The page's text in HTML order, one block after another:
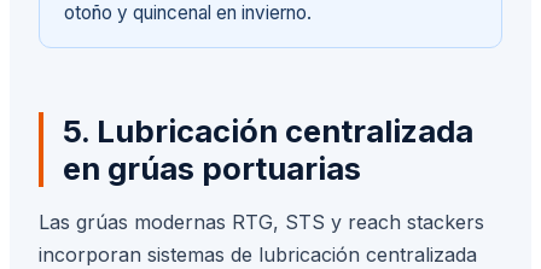
otoño y quincenal en invierno.
5. Lubricación centralizada
en grúas portuarias
Las grúas modernas RTG, STS y reach stackers
incorporan sistemas de lubricación centralizada